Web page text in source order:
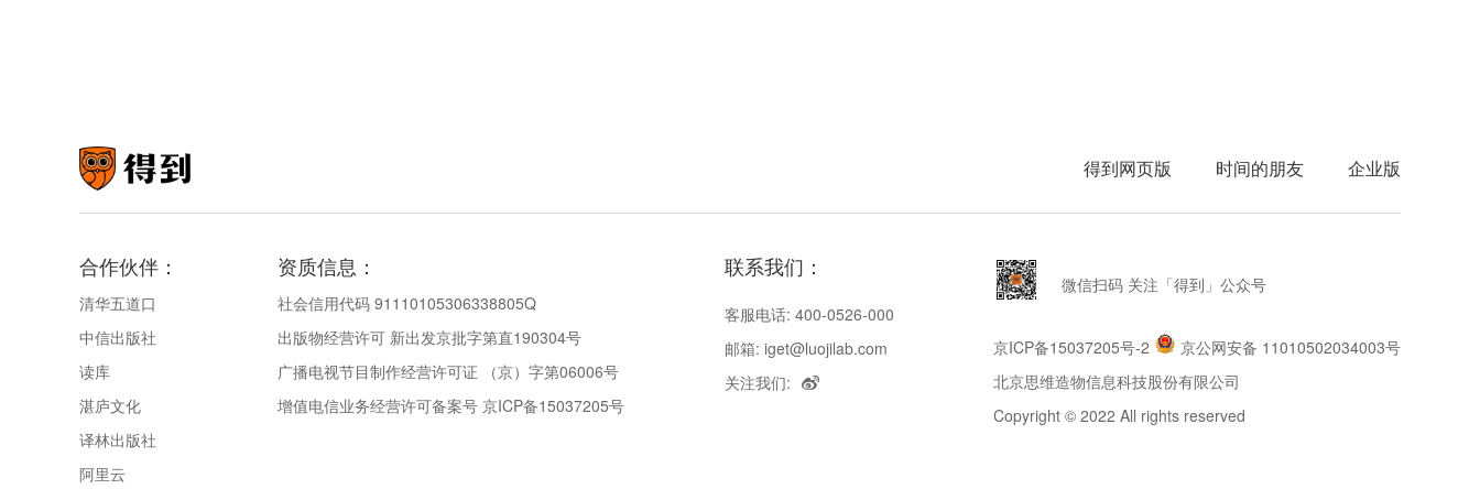
得到网页版 时间的朋友 企业版
合作伙伴：
清华五道口
中信出版社
读库
湛庐文化
译林出版社
阿里云
资质信息：
社会信用代码 91110105306338805Q
出版物经营许可 新出发京批字第直190304号
广播电视节目制作经营许可证 （京）字第06006号
增值电信业务经营许可备案号 京ICP备15037205号
联系我们：
客服电话: 400-0526-000
邮箱: iget@luojilab.com
关注我们:
微信扫码 关注「得到」公众号
京ICP备15037205号-2
京公网安备 11010502034003号
北京思维造物信息科技股份有限公司
Copyright © 2022 All rights reserved